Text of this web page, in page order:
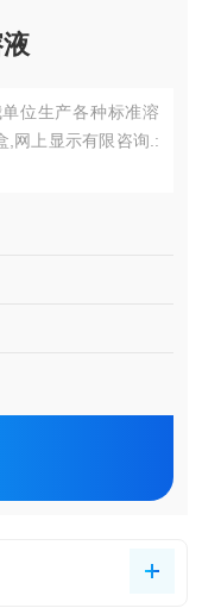
位生产各种标准溶
,网上显示有限咨询.: